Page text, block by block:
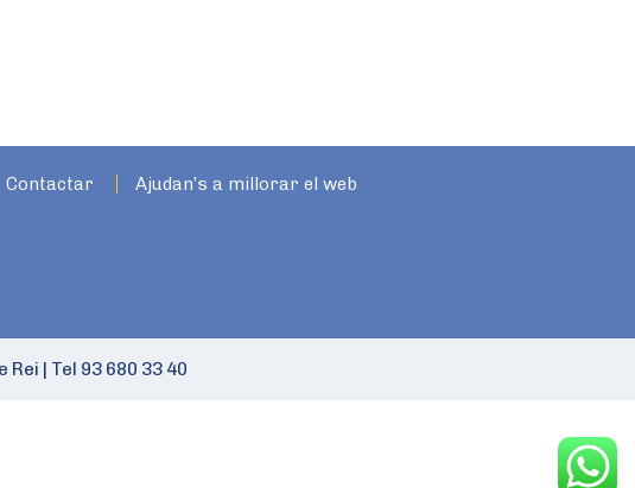
Contactar Ajudan’s a millorar el web
Rei Tel 93 680 33 40